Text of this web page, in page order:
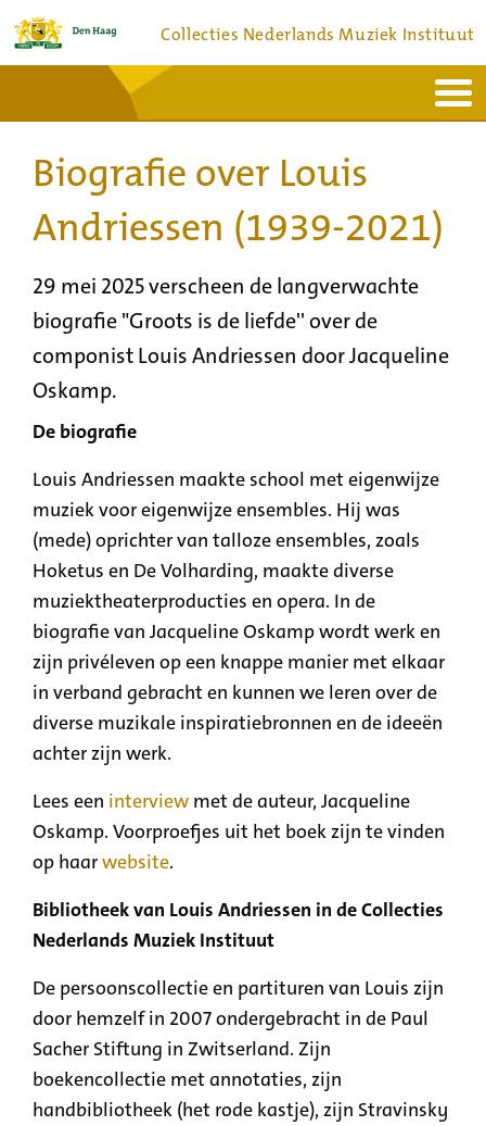
Collecties Nederlands Muziek Instituut
Bronnen en collecties
Dienstverlening
Bezoek
Over
Biografie over Louis
Andriessen (1939-2021)
29 mei 2025 verscheen de langverwachte
biografie "Groots is de liefde'' over de
componist Louis Andriessen door Jacqueline
Oskamp.
De biografie
Louis Andriessen maakte school met eigenwijze
muziek voor eigenwijze ensembles. Hij was
(mede) oprichter van talloze ensembles, zoals
Hoketus en De Volharding, maakte diverse
muziektheaterproducties en opera. In de
biografie van Jacqueline Oskamp wordt werk en
zijn privéleven op een knappe manier met elkaar
in verband gebracht en kunnen we leren over de
diverse muzikale inspiratiebronnen en de ideeën
achter zijn werk.
Lees een interview met de auteur, Jacqueline
Oskamp. Voorproefjes uit het boek zijn te vinden
op haarwebsite.
Bibliotheek van Louis Andriessen in de Collecties
Nederlands Muziek Instituut
De persoonscollectie en partituren van Louis zijn
door hemzelf in 2007 ondergebracht in de Paul
Sacher Stiftung in Zwitserland. Zijn
boekencollectie met annotaties, zijn
handbibliotheek (het rode kastje), zijn Stravinsky